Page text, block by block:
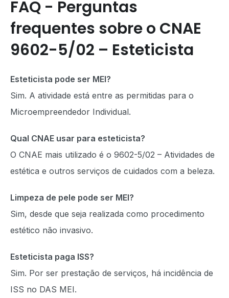
FAQ - Perguntas
frequentes sobre o CNAE
9602-5/02 – Esteticista
Esteticista pode ser MEI?
Sim. A atividade está entre as permitidas para o
Microempreendedor Individual.
Qual CNAE usar para esteticista?
O CNAE mais utilizado é o 9602-5/02 – Atividades de
estética e outros serviços de cuidados com a beleza.
Limpeza de pele pode ser MEI?
Sim, desde que seja realizada como procedimento
estético não invasivo.
Esteticista paga ISS?
Sim. Por ser prestação de serviços, há incidência de
ISS no DAS MEI.